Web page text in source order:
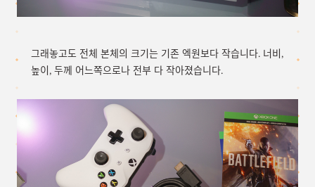
그래놓고도 전체 본체의 크기는 기존 엑원보다 작습니다. 너비,
높이, 두께 어느쪽으로나 전부 다 작아졌습니다.